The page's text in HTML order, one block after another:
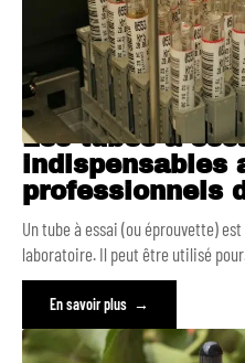
Les tubes à
indispensables
professionnels
Un tube à essai (ou éprouvette)
laboratoire. Il peut être utilisé pour
En savoir plus